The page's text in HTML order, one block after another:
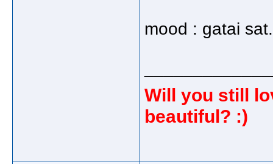
mood : gatai
Will you still
beautiful? :)